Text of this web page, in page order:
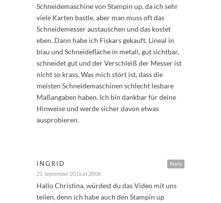
Schneidemaschine von Stampin up, da ich sehr
viele Karten bastle, aber man muss oft das
Schneidemesser austauschen und das kostet
eben. Dann habe ich Fiskars gekauft, Lineal in
blau und Schneidefläche in metall, gut sichtbar,
schneidet gut und der Verschleiß der Messer ist
nicht so krass. Was mich stört ist, dass die
meisten Schneidemaschinen schlecht lesbare
Maßangaben haben. Ich bin dankbar für deine
Hinweise und werde sicher davon etwas
ausprobieren.
Reply
INGRID
21. September 2016 at 20:06
Hallo Christina, würdest du das Video mit uns
teilen, denn ich habe auch den Stampin up